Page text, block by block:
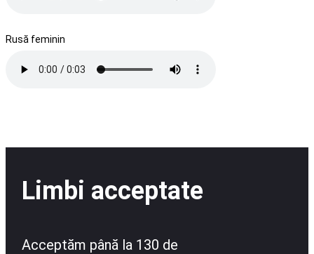
Rusă feminin
Limbi acceptate
Acceptăm până la 130 de